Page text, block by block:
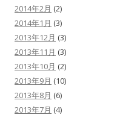
2014年2月 (2)
2014年1月 (3)
2013年12月 (3)
2013年11月 (3)
2013年10月 (2)
2013年9月 (10)
2013年8月 (6)
2013年7月 (4)